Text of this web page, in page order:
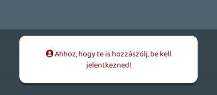
2024.12.28 20:45:48 #1zsv5
a nép nevében!